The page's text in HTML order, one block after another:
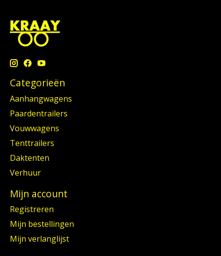
Categorieën
Aanhangwagens
Paardentrailers
Vouwwagens
Tenttrailers
Daktenten
Verhuur
Mijn account
Registreren
Mijn bestellingen
Mijn verlanglijst